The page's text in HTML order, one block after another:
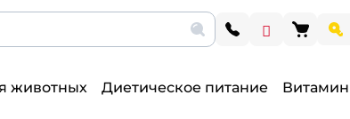
животных Диетическое питание